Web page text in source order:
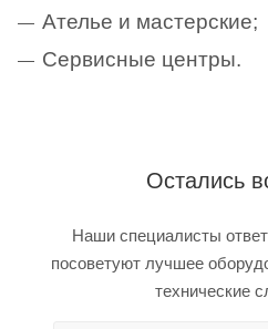
Ателье и мастерские;
Сервисные центры.
Остались
Наши специалисты
посоветуют лучшее
технические